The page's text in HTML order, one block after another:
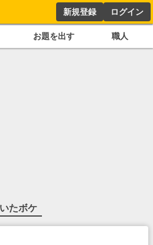
新規登録 ログイン
お題を出す 職人
たボケ